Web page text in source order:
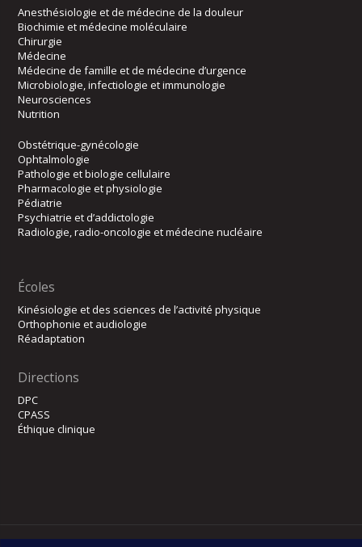
Anesthésiologie et de médecine de la douleur
Biochimie et médecine moléculaire
Chirurgie
Médecine
Médecine de famille et de médecine d’urgence
Microbiologie, infectiologie et immunologie
Neurosciences
Nutrition
Obstétrique-gynécologie
Ophtalmologie
Pathologie et biologie cellulaire
Pharmacologie et physiologie
Pédiatrie
Psychiatrie et d’addictologie
Radiologie, radio-oncologie et médecine nucléaire
Écoles
Kinésiologie et des sciences de l’activité physique
Orthophonie et audiologie
Réadaptation
Directions
DPC
CPASS
Éthique clinique